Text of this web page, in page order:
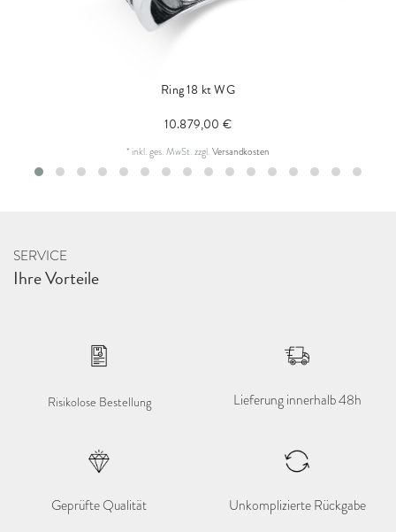
Ring 18 kt WG
10.879,00 €
* inkl. ges. MwSt.zzgl.Versandkosten
SERVICE
Ihre Vorteile
Risikolose Bestellung Lieferung innerhalb 48h
Geprüfte Qualität Unkomplizierte Rückgabe